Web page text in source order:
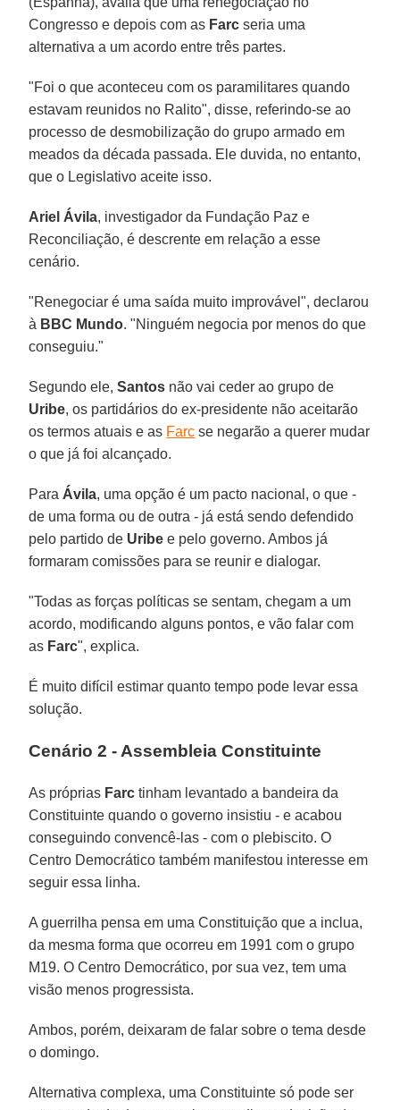
Congresso e depois com as Farc seria uma
alternativa a um acordo entre três partes.
"Foi o que aconteceu com os paramilitares quando
estavam reunidos no Ralito", disse, referindo-se ao
processo de desmobilização do grupo armado em
meados da década passada. Ele duvida, no entanto,
que o Legislativo aceite isso.
Ariel Ávila, investigador da Fundação Paz e
Reconciliação, é descrente em relação a esse
cenário.
"Renegociar é uma saída muito improvável", declarou
à BBC Mundo. "Ninguém negocia por menos do que
conseguiu."
Segundo ele,Santos não vai ceder ao grupo de
Uribe, os partidários do ex-presidente não aceitarão
os termos atuais e as Farc se negarão a querer mudar
o que já foi alcançado.
Para Ávila, uma opção é um pacto nacional, o que -
de uma forma ou de outra - já está sendo defendido
pelo partido de Uribe e pelo governo. Ambos já
formaram comissões para se reunir e dialogar.
"Todas as forças políticas se sentam, chegam a um
acordo, modificando alguns pontos, e vão falar com
as Farc", explica.
É muito difícil estimar quanto tempo pode levar essa
solução.
Cenário 2 - Assembleia Constituinte
As próprias Farc tinham levantado a bandeira da
Constituinte quando o governo insistiu - e acabou
conseguindo convencê-las - com o plebiscito. O
Centro Democrático também manifestou interesse em
seguir essa linha.
A guerrilha pensa em uma Constituição que a inclua,
da mesma forma que ocorreu em 1991 com o grupo
M19. O Centro Democrático, por sua vez, tem uma
visão menos progressista.
Ambos, porém, deixaram de falar sobre o tema desde
o domingo.
Alternativa complexa, uma Constituinte só pode ser